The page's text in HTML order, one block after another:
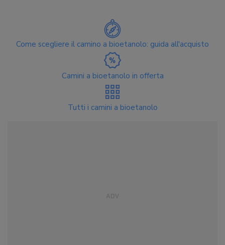
Come scegliere il camino a bioetanolo: guida all'acquisto
Camini a bioetanolo in offerta
Tutti i camini a bioetanolo